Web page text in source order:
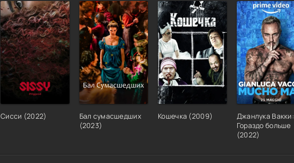
Сисси (2022)
Бал сумасшедших
(2023)
Кошечка (2009)
Джанлука Вакки:
Гораздо больше
(2022)